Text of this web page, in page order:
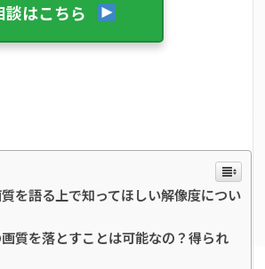
はこちら
を語る上で知ってほしい解像度につい
質を落とすことは可能なの？得られ